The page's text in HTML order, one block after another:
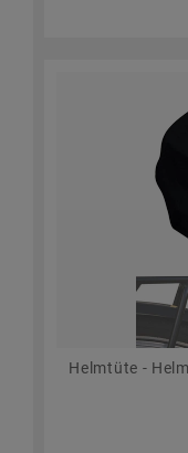
Helmtüte -